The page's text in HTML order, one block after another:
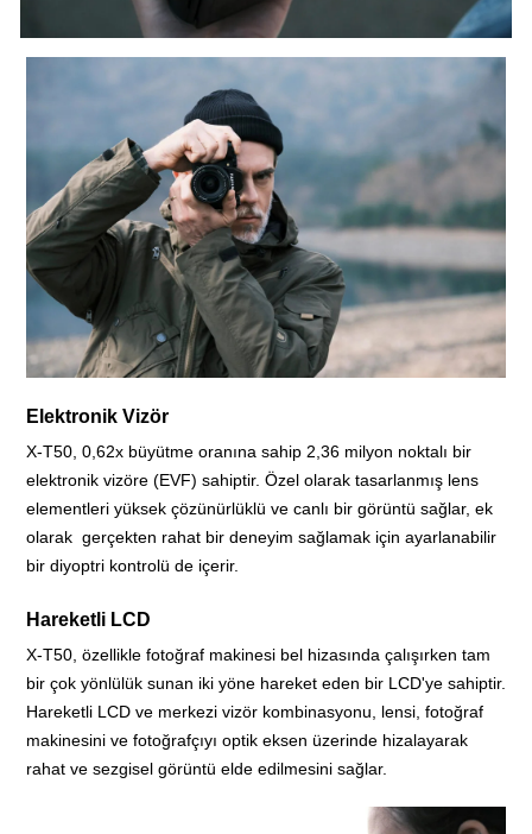
Elektronik Vizör
X-T50, 0,62x büyütme oranına sahip 2,36 milyon noktalı bir
elektronik vizöre (EVF) sahiptir. Özel olarak tasarlanmış lens
elementleri yüksek çözünürlüklü ve canlı bir görüntü sağlar, ek
olarak gerçekten rahat bir deneyim sağlamak için ayarlanabilir
bir diyoptri kontrolü de içerir.
Hareketli LCD
X-T50, özellikle fotoğraf makinesi bel hizasında çalışırken tam
bir çok yönlülük sunan iki yöne hareket eden bir LCD'ye sahiptir.
Hareketli LCD ve merkezi vizör kombinasyonu, lensi, fotoğraf
makinesini ve fotoğrafçıyı optik eksen üzerinde hizalayarak
rahat ve sezgisel görüntü elde edilmesini sağlar.